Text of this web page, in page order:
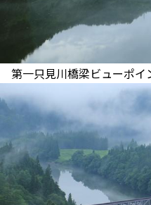
第一只見川橋梁ビューポイ